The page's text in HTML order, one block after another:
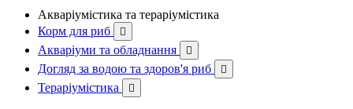
Акваріумістика та тераріумістика
Корм для риб

Акваріуми та обладнання 
Догляд за водою та здоров'я риб 
Тераріумістика 